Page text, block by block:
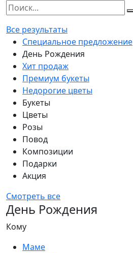
Все результаты
Специальное предложение
День Рождения
Хит продаж
Премиум букеты
Недорогие цветы
Букеты
Цветы
Розы
Повод
Композиции
Подарки
Акция
Смотреть все
День Рождения
Кому
Маме